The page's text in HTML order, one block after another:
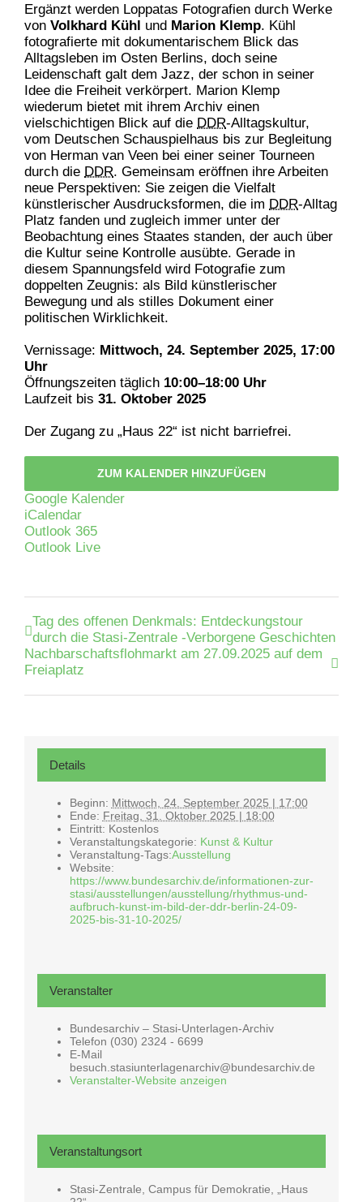
Ergänzt werden Loppatas Fotografien durch Werke
von Volkhard Kühl und Marion Klemp. Kühl
fotografierte mit dokumentarischem Blick das
Alltagsleben im Osten Berlins, doch seine
Leidenschaft galt dem Jazz, der schon in seiner
Idee die Freiheit verkörpert. Marion Klemp
wiederum bietet mit ihrem Archiv einen
vielschichtigen Blick auf die DDR-Alltagskultur,
vom Deutschen Schauspielhaus bis zur Begleitung
von Herman van Veen bei einer seiner Tourneen
durch die DDR. Gemeinsam eröffnen ihre Arbeiten
neue Perspektiven: Sie zeigen die Vielfalt
künstlerischer Ausdrucksformen, die im DDR-Alltag
Platz fanden und zugleich immer unter der
Beobachtung eines Staates standen, der auch über
die Kultur seine Kontrolle ausübte. Gerade in
diesem Spannungsfeld wird Fotografie zum
doppelten Zeugnis: als Bild künstlerischer
Bewegung und als stilles Dokument einer
politischen Wirklichkeit.
Vernissage: Mittwoch, 24. September 2025, 17:00
Uhr
Öffnungszeiten täglich 10:00–18:00 Uhr
Laufzeit bis 31. Oktober 2025
Der Zugang zu „Haus 22“ ist nicht barriefrei.
ZUM KALENDER HINZUFÜGEN
Google Kalender
iCalendar
Outlook 365
Outlook Live
Tag des offenen Denkmals: Entdeckungstour
durch die Stasi-Zentrale -Verborgene Geschichten
Nachbarschaftsflohmarkt am 27.09.2025 auf dem
Freiaplatz
Details
Beginn: Mittwoch, 24. September 2025 | 17:00
Ende: Freitag, 31. Oktober 2025 | 18:00
Eintritt: Kostenlos
Veranstaltungskategorie: Kunst & Kultur
Veranstaltung-Tags:Ausstellung
Website:
https://www.bundesarchiv.de/informationen-zur-
stasi/ausstellungen/ausstellung/rhythmus-und-
aufbruch-kunst-im-bild-der-ddr-berlin-24-09-
2025-bis-31-10-2025/
Veranstalter
Bundesarchiv – Stasi-Unterlagen-Archiv
Telefon (030) 2324 - 6699
E-Mail
besuch.stasiunterlagenarchiv@bundesarchiv.de
Veranstalter-Website anzeigen
Veranstaltungsort
Stasi-Zentrale, Campus für Demokratie, „Haus